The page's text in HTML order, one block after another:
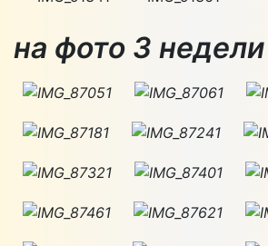
на фото 3 недели